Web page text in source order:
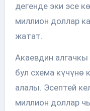
дегенде эки эсе
миллион доллар
жатат.
Акаевдин
бул схема
алалы. Эсептей
миллион доллар